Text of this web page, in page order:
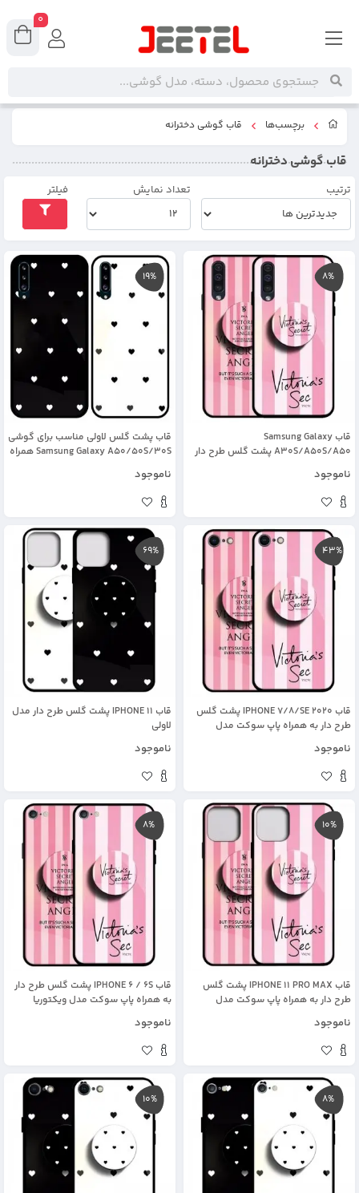
برچسب‌ها قاب گوشی دخترانه
قاب گوشی دخترانه
ترتیب تعداد نمایش فیلتر
8%
قاب Samsung Galaxy
A30S/A50S/A50 پشت گلس طرح دار
ناموجود
19%
قاب پشت گلس لاولی مناسب برای گوشی
Samsung Galaxy A50/50S/30S همراه
ناموجود
43%
قاب IPHONE 7/8/SE 2020 پشت گلس
طرح دار به همراه پاپ سوکت مدل
ناموجود
69%
قاب IPHONE 11 پشت گلس طرح دار مدل
لاولی
ناموجود
10%
قاب IPHONE 11 PRO MAX پشت گلس
طرح دار به همراه پاپ سوکت مدل
ناموجود
8%
قاب IPHONE 6 / 6S پشت گلس طرح دار
به همراه پاپ سوکت مدل ویکتوریا
ناموجود
8%
10%
0